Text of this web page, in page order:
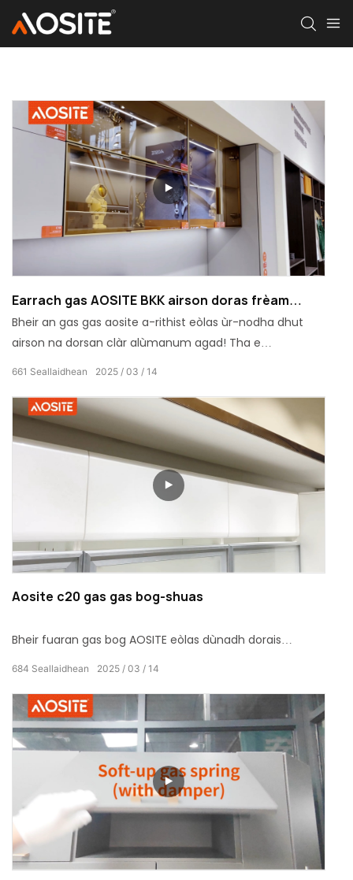
Earrach gas AOSITE BKK airson doras frèam
alùmanum
Bheir an gas gas aosite a-rithist eòlas ùr-nodha dhut
airson na dorsan clàr alùmanum agad! Tha e
'nochdadh gnìomh dreuchd fuireach, bidh e a'
coinneachadh ri na feumalachdan eadar-mheasgte
agad. Tagh an t-earrach gas seo gus do bheatha
dachaigh a dhèanamh nas buige agus nas
freagarraiche!
2025 03 14
661 Seallaidhean
Aosite c20 gas gas bog-shuas
Bheir fuaran gas bog AOSITE eòlas dùnadh dorais
eireachdail is grinn! Abair beannachd le buaireadh fuaim
agus cùm air falbh bho chunnartan sàbhailteachd, a’
faighinn tlachd à beatha dhachaigh shìtheil is
2025 03 14
684 Seallaidhean